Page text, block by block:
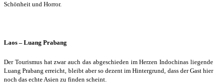
Schönheit und Horror.
Laos – Luang Prabang
Der Tourismus hat zwar auch das abgeschieden im Herzen Indochinas liegende
Luang Prabang erreicht, bleibt aber so dezent im Hintergrund, dass der Gast hier
noch das echte Asien zu finden scheint.